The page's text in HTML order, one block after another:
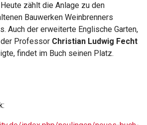
zählt die Anlage zu den
Bauwerken Weinbrenners
Auch der erweiterte Englische Garten,
Professor Christian Ludwig Fecht
findet im Buch seinen Platz.